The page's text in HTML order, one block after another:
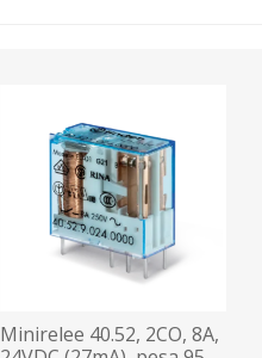
Minirelee 40.52, 2CO, 8A,